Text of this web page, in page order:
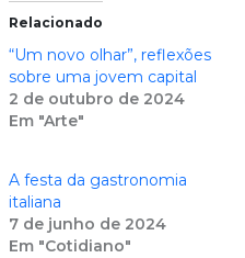
Relacionado
“Um novo olhar”, reflexões
sobre uma jovem capital
2 de outubro de 2024
Em "Arte"
A festa da gastronomia
italiana
7 de junho de 2024
Em "Cotidiano"